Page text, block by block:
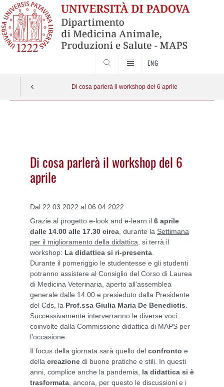
ENG
Di cosa parlerà il workshop del 6 aprile
Di cosa parlerà il workshop del 6
aprile
Dal 22.03.2022 al 06.04.2022
Grazie al progetto e-look and e-learn il 6 aprile
dalle 14.00 alle 17.30 circa , durante la Settimana
per il miglioramento della didattica , si terrà il
workshop: La didattica si ri-presenta
Durante il pomeriggio le studentesse e gli studenti
potranno assistere al Consiglio del Corso di Laurea
di Medicina Veterinaria, aperto all'assemblea
generale dalle 14.00 e presieduto dalla Presidente
del Cds, la Prof.ssa Giulia Maria De Benedictis
Successivamente interverranno le diverse voci
coinvolte dalla Commissione didattica di MAPS per
l’occasione.
Il focus della giornata sarà quello del confronto e
della creazione di buone pratiche e stili. In questi
anni, complice anche la pandemia, la didattica si è
trasformata , ancora, per questo le discussioni e i